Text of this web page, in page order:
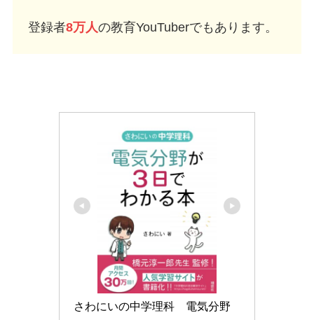
登録者8万人の教育YouTuberでもあります。
さわにいの中学理科　電気分野